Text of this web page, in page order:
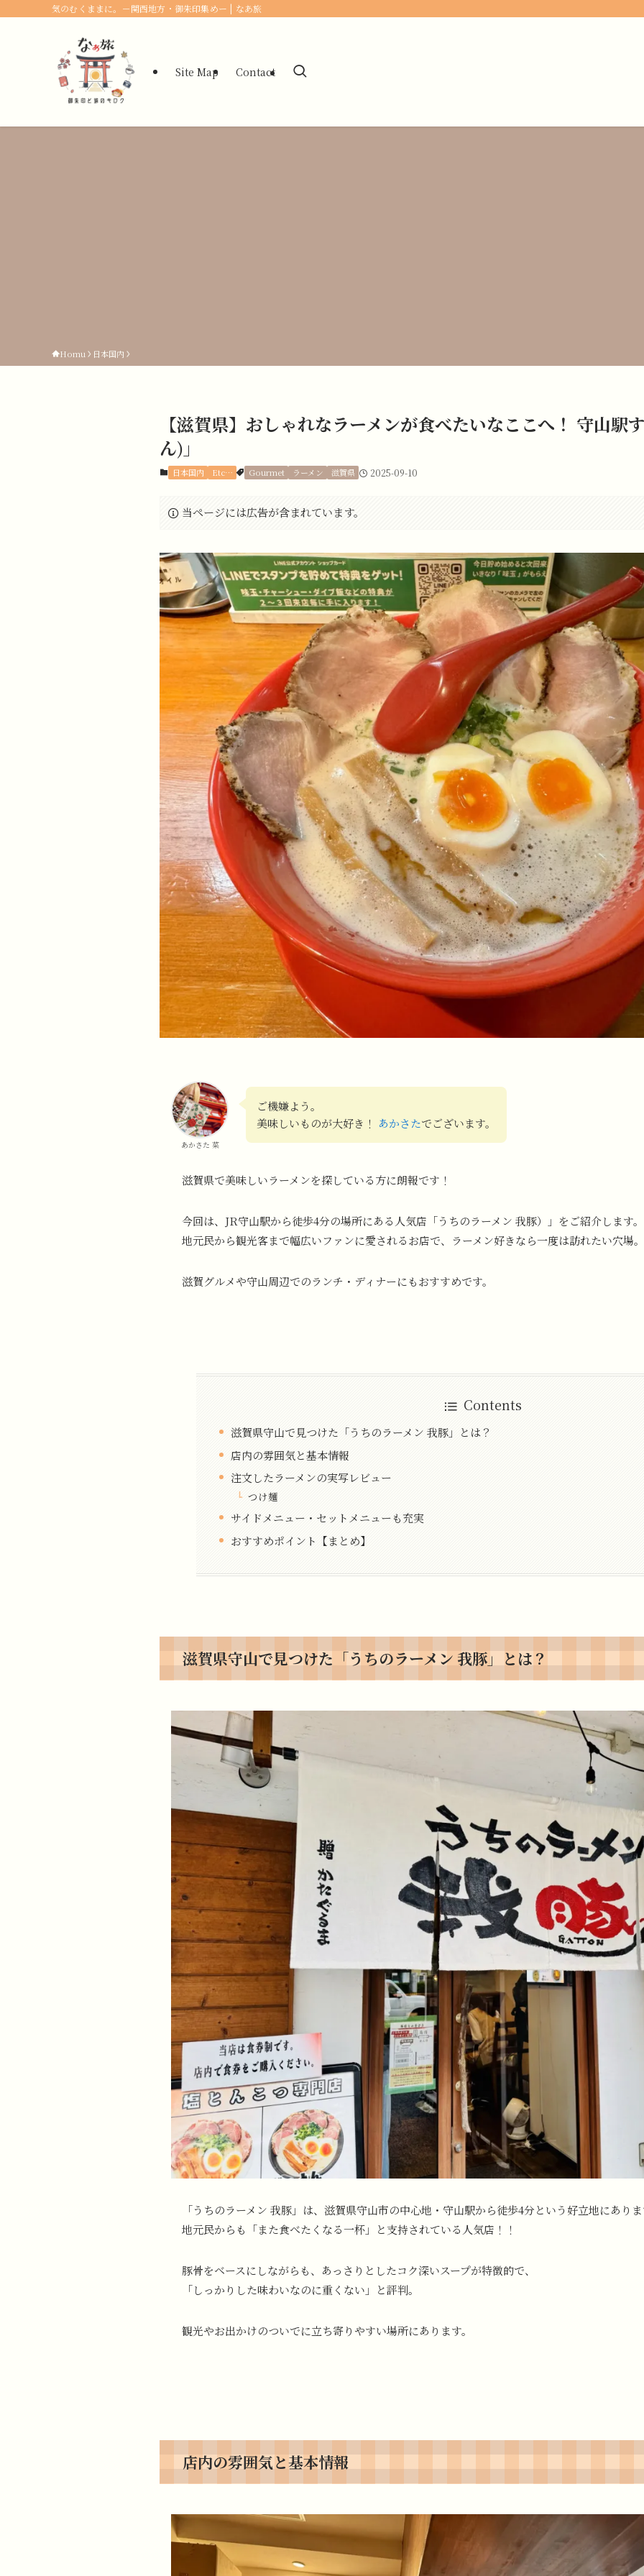
気のむくままに。－関西地方・御朱印集めー | なあ旅
Site Map Contact
Homu 日本国内
【滋賀県】おしゃれなラーメンが食べたいなここへ！ 守山駅
ん)」
日本国内 Etc… Gourmet ラーメン 滋賀県 2025-09-10
当ページには広告が含まれています。
あかさた 菜
ご機嫌よう。
美味しいものが大好き！ あかさたでございます。
滋賀県で美味しいラーメンを探している方に朗報です！
今回は、JR守山駅から徒歩4分の場所にある人気店「うちのラーメン 我豚）」をご紹介します。
地元民から観光客まで幅広いファンに愛されるお店で、ラーメン好きなら一度は訪れたい穴場。
滋賀グルメや守山周辺でのランチ・ディナーにもおすすめです。
Contents
滋賀県守山で見つけた「うちのラーメン 我豚」とは？
店内の雰囲気と基本情報
注文したラーメンの実写レビュー
つけ麺
サイドメニュー・セットメニューも充実
おすすめポイント【まとめ】
滋賀県守山で見つけた「うちのラーメン 我豚」とは？
「うちのラーメン 我豚」は、滋賀県守山市の中心地・守山駅から徒歩4分という好立地にあり
地元民からも「また食べたくなる一杯」と支持されている人気店！！
豚骨をベースにしながらも、あっさりとしたコク深いスープが特徴的で、
「しっかりした味わいなのに重くない」と評判。
観光やお出かけのついでに立ち寄りやすい場所にあります。
店内の雰囲気と基本情報